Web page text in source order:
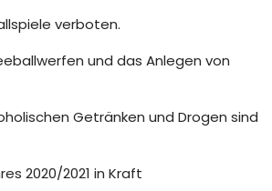
verboten.
und das Anlegen von
Getränken und Drogen sind
2020/2021 in Kraft